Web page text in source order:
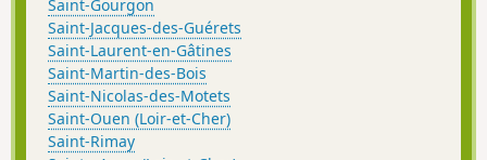
Saint-Gourgon
Saint-Jacques-des-Guérets
Saint-Laurent-en-Gâtines
Saint-Martin-des-Bois
Saint-Nicolas-des-Motets
Saint-Ouen (Loir-et-Cher)
Saint-Rimay